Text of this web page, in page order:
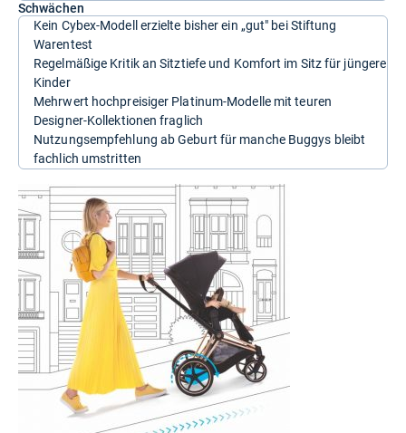
Schwächen
Kein Cybex-Modell erzielte bisher ein „gut" bei Stiftung
Warentest
Regelmäßige Kritik an Sitztiefe und Komfort im Sitz für jüngere
Kinder
Mehrwert hochpreisiger Platinum-Modelle mit teuren
Designer-Kollektionen fraglich
Nutzungsempfehlung ab Geburt für manche Buggys bleibt
fachlich umstritten